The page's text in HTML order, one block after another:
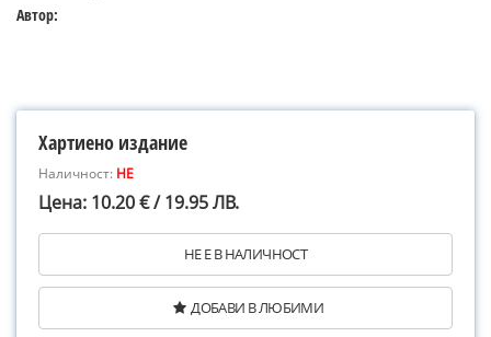
Автор:
Хартиено издание
Наличност: НЕ
Цена: 10.20 € / 19.95 ЛВ.
НЕ Е В НАЛИЧНОСТ
ДОБАВИ В ЛЮБИМИ